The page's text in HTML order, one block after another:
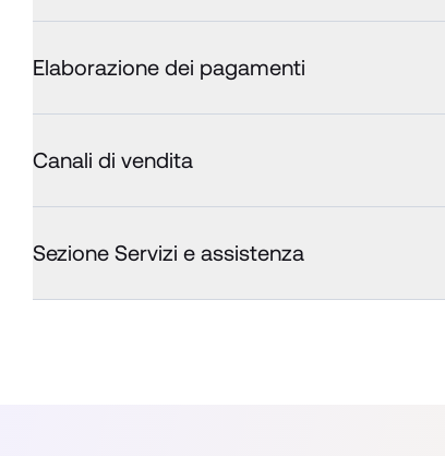
Elaborazione dei pagamenti
Canali di vendita
Sezione Servizi e assistenza